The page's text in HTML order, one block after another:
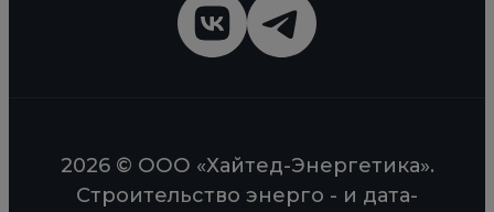
2026 © ООО «Хайтед-Энергетика».
Строительство энерго - и дата-